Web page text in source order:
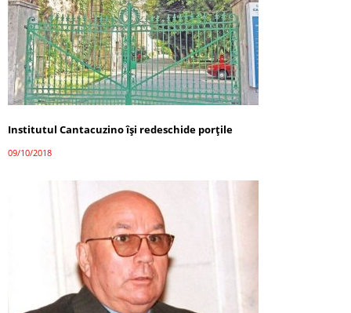
Institutul Cantacuzino își redeschide porțile
09/10/2018